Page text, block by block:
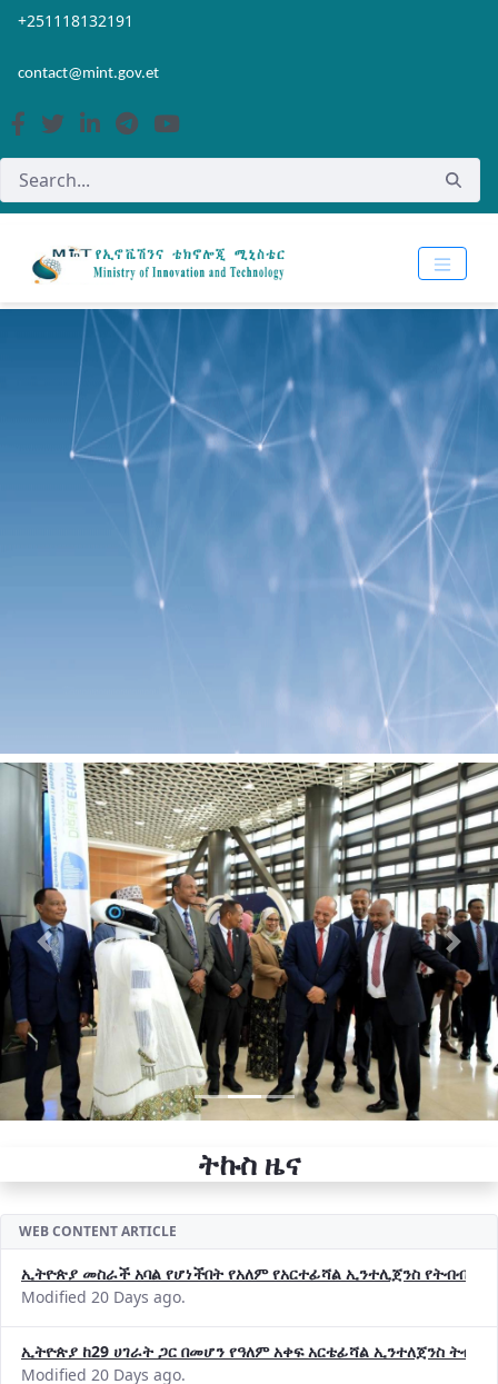
Skip to Main Content
Open Accessibility Menu
+251118132191
contact@mint.gov.et
Previous Next
ኢትዮጵያ መስራች አባል የሆነችበት የአለም የአርተፊሻል ኢንተሊጀንስ የትብብር
Modified 20 Days ago.
ኢትዮጵያ ከ29 ሀገራት ጋር በመሆን የዓለም አቀፍ አርቴፊሻል ኢንተለጀንስ
Modified 20 Days ago.